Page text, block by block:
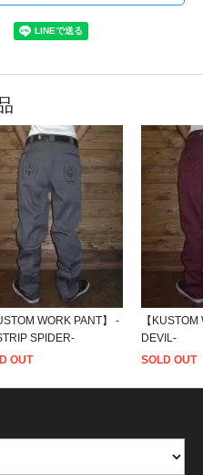
WORK PANT】 -
SPIDER-
OUT
【
DEVIL-
SOLD OUT